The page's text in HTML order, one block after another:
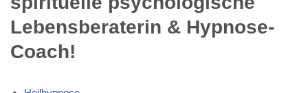
Lebensberaterin & Hypnose-
Coach!